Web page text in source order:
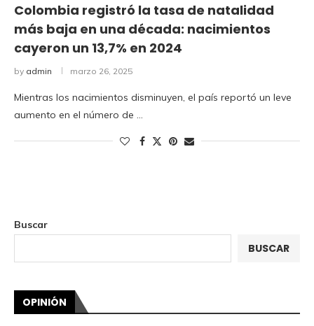
Colombia registró la tasa de natalidad
más baja en una década: nacimientos
cayeron un 13,7% en 2024
by admin marzo 26, 2025
Mientras los nacimientos disminuyen, el país reportó un leve
aumento en el número de …
Buscar
BUSCAR
OPINIÓN